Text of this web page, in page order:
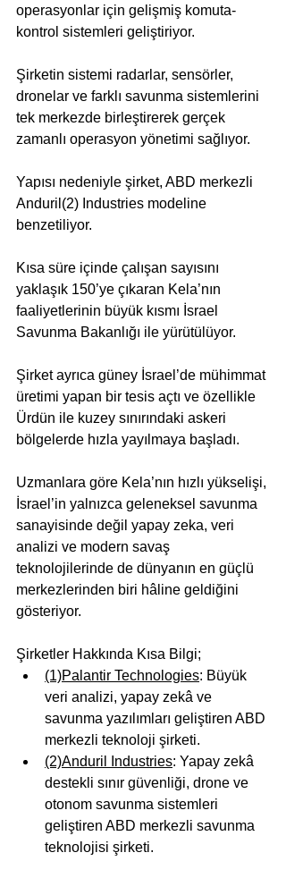
operasyonlar için gelişmiş komuta-
kontrol sistemleri geliştiriyor.
Şirketin sistemi radarlar, sensörler,
dronelar ve farklı savunma sistemlerini
tek merkezde birleştirerek gerçek
zamanlı operasyon yönetimi sağlıyor.
Yapısı nedeniyle şirket, ABD merkezli
Anduril(2) Industries modeline
benzetiliyor.
Kısa süre içinde çalışan sayısını
yaklaşık 150’ye çıkaran Kela’nın
faaliyetlerinin büyük kısmı İsrael
Savunma Bakanlığı ile yürütülüyor.
Şirket ayrıca güney İsrael’de mühimmat
üretimi yapan bir tesis açtı ve özellikle
Ürdün ile kuzey sınırındaki askeri
bölgelerde hızla yayılmaya başladı.
Uzmanlara göre Kela’nın hızlı yükselişi,
İsrael’in yalnızca geleneksel savunma
sanayisinde değil yapay zeka, veri
analizi ve modern savaş
teknolojilerinde de dünyanın en güçlü
merkezlerinden biri hâline geldiğini
gösteriyor.
Şirketler Hakkında Kısa Bilgi;
(1)Palantir Technologies: Büyük
veri analizi, yapay zekâ ve
savunma yazılımları geliştiren ABD
merkezli teknoloji şirketi.
(2)Anduril Industries: Yapay zekâ
destekli sınır güvenliği, drone ve
otonom savunma sistemleri
geliştiren ABD merkezli savunma
teknolojisi şirketi.